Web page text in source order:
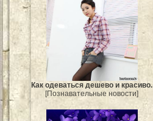
Как одеваться дешево и красиво.
[Познавательные новости]